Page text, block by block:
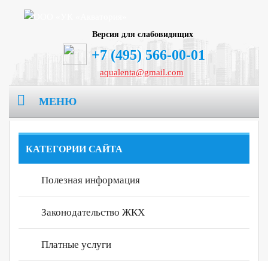
Версия для слабовидящих
+7 (495) 566-00-01
aqualenta@gmail.com
МЕНЮ
Главная
О компании
Реквизиты
Лицензия
Раскрытие информации
КАТЕГОРИИ САЙТА
Полезная информация
Законодательство ЖКХ
Платные услуги